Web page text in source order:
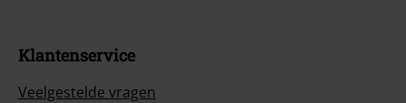
Klantenservice
Veelgestelde vragen